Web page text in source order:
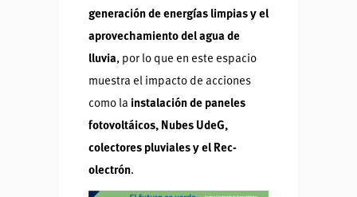
generación de energías limpias y el
aprovechamiento del agua de
lluvia, por lo que en este espacio
muestra el impacto de acciones
como la instalación de paneles
fotovoltáicos, Nubes UdeG,
colectores pluviales y el Rec-
olectrón.